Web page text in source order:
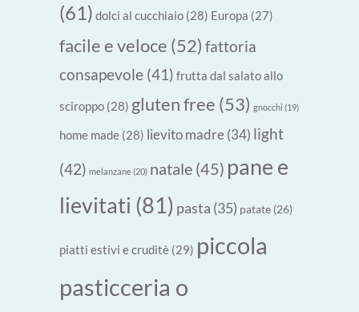
(61) dolci al cucchiaio (28) Europa (27)
facile e veloce (52) fattoria
consapevole (41) frutta dal salato allo
sciroppo (28) gluten free (53) gnocchi (19)
home made (28) lievito madre(34) light
(42) melanzane(20) natale (45) pane e
lievitati (81) pasta (35) patate (26)
piatti estivi e cruditè (29) piccola
pasticceria o